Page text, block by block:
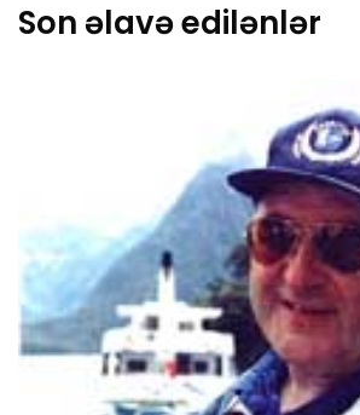
Son əlavə edilənlər